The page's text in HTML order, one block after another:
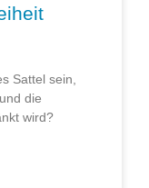
Sattel sein,
die
wird?